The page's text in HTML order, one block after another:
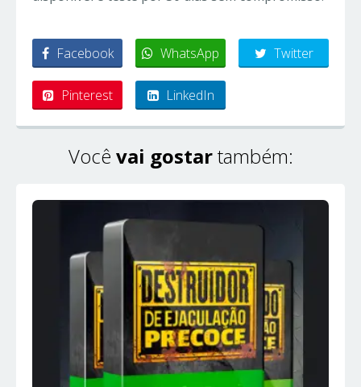
Facebook WhatsApp Twitter
Pinterest LinkedIn
Você vai gostartambém: